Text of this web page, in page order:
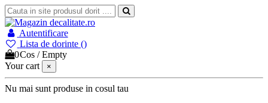
Autentificare
Lista de dorinte ()
0Cos /Empty
Your cart
×
Nu mai sunt produse in cosul tau